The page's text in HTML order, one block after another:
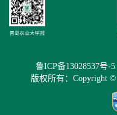
鲁ICP备13028537号-
版权所有：Copyright